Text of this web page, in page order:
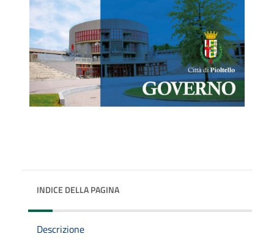
INDICE DELLA PAGINA
Descrizione